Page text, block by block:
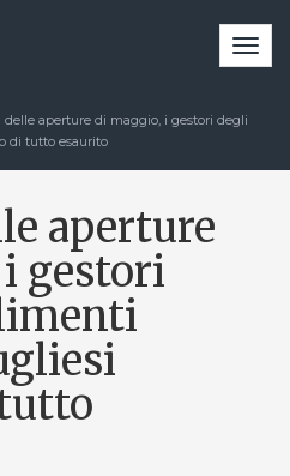
delle aperture di maggio, i gestori degli
di tutto esaurito
aperture
gestori